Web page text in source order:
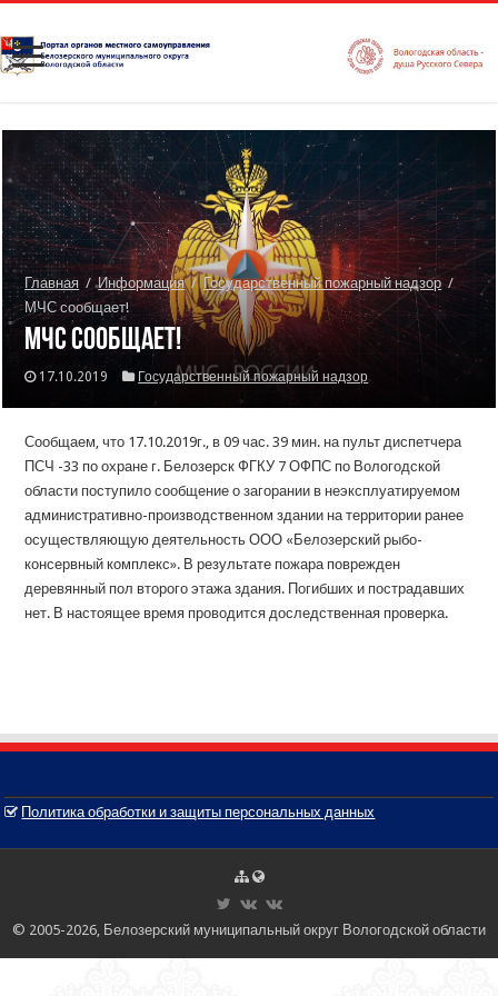
Главная / Информация / Государственный пожарный надзор /
МЧС сообщает!
МЧС сообщает!
17.10.2019 Государственный пожарный надзор
Сообщаем, что 17.10.2019г., в 09 час. 39 мин. на пульт диспетчера
ПСЧ -33 по охране г. Белозерск ФГКУ 7 ОФПС по Вологодской
области поступило сообщение о загорании в неэксплуатируемом
административно-производственном здании на территории ранее
осуществляющую деятельность ООО «Белозерский рыбо-
консервный комплекс». В результате пожара поврежден
деревянный пол второго этажа здания. Погибших и пострадавших
нет. В настоящее время проводится доследственная проверка.
Политика обработки и защиты персональных данных
© 2005-2026, Белозерский муниципальный округ Вологодской области